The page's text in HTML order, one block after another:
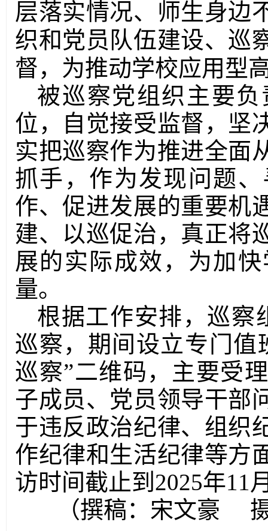
层落实情况、师生身边
织和党员队伍建设、巡
督，为推动学校应用型
被巡察党组织主要
位，自觉接受监督，坚
实把巡察作为推进全面
抓手，作为发现问题
作、促进发展的重要机
建、以巡促治，真正将
展的实际成效，为加
量。
根据工作安排，巡察
巡察，期间设立专门值
巡察”二维码，主要受
子成员、党员领导干部
于违反政治纪律、组织
作纪律和生活纪律等方
访时间截止到2025年11
（撰稿：宋文豪